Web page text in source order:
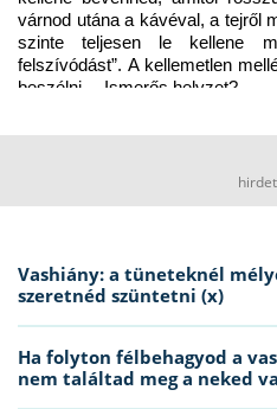
várnod utána a kávéval, a tejről
szinte teljesen le kellene
felszívódást”. A kellemetlen
beszélni… Ismerős helyzet?
Vashiány: a tüneteknél
szeretnéd szüntetni (x)
Ha folyton félbehagyod a
nem találtad meg a neked